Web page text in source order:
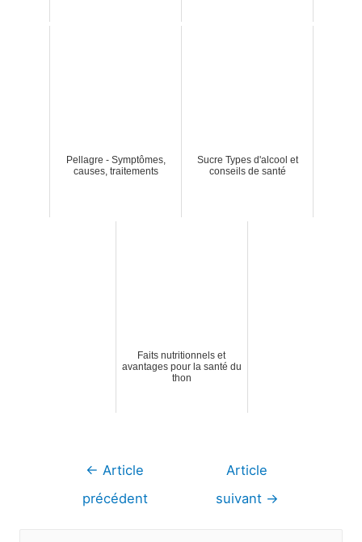
Pellagre - Symptômes,
causes, traitements
Sucre Types d'alcool et
conseils de santé
Faits nutritionnels et
avantages pour la santé du
thon
Navigation
← Article
précédent
Article
suivant →